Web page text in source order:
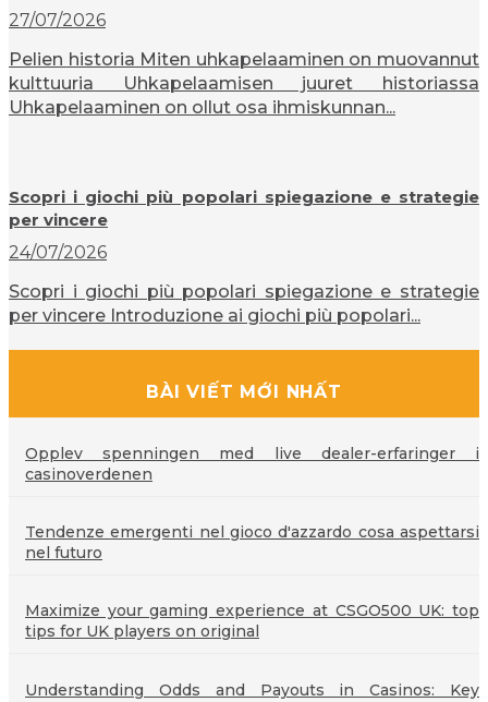
27/07/2026
Pelien historia Miten uhkapelaaminen on muovannut
kulttuuria Uhkapelaamisen juuret historiassa
Uhkapelaaminen on ollut osa ihmiskunnan...
Scopri i giochi più popolari spiegazione e strategie
per vincere
24/07/2026
Scopri i giochi più popolari spiegazione e strategie
per vincere Introduzione ai giochi più popolari...
BÀI VIẾT MỚI NHẤT
Opplev spenningen med live dealer-erfaringer i
casinoverdenen
Tendenze emergenti nel gioco d'azzardo cosa aspettarsi
nel futuro
Maximize your gaming experience at CSGO500 UK: top
tips for UK players on original
Understanding Odds and Payouts in Casinos: Key